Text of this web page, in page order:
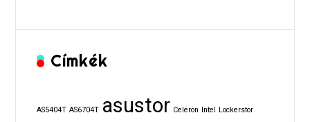
Címkék
AS5404T AS6704T asustor Celeron Intel Lockerstor